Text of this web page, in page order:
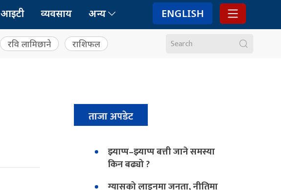
आइटी व्यवसाय अन्य ENGLISH
रवि लामिछाने राशिफल
ताजा अपडेट
झ्याप्प–झ्याप्प बत्ती जाने समस्या
किन बढ्यो ?
ग्यासको लाइनमा जनता, नीतिमा